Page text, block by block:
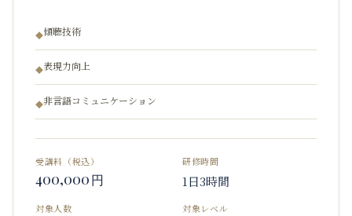
◆傾聴技術
◆表現力向上
◆非言語コミュニケーション
受講料（税込）
400,000円
研修時間
1日3時間
対象人数 対象レベル